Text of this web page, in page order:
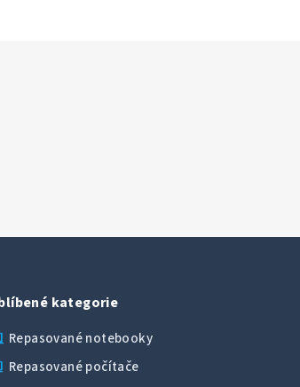
kategorie
Repasované notebooky
Repasované počítače